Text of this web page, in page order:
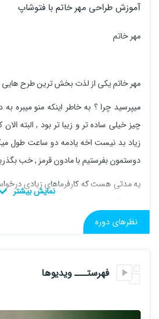
آموزش طراحی مهر خاتم با فتوشاپ
مهر خاتم
مهر خاتم یکی از لذت بخش ترین طرح
میپرسید چرا ؟ به خاطر اینکه منو میبره
چیز خیلی ساده تر و زیبا تر بود , البته الان
زیاد بد نیست اخه یادمه دو ساعت طول
دوستمون بفرستیم با مادون قرمز , خب
یه مدتی هست که کارفرماهای زیادی
خلاصه درخواست کننده برای اینجور طرح ها
گذاشتم گفتم یه دوره رکورد کنم چند تا
اول از هرچیزی باید بگم که نیازه یکم
نظرهای دوره
فهرستـــ ویدیوها